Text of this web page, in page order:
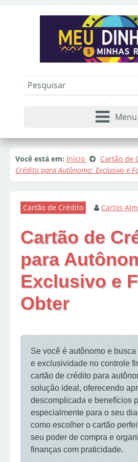
Menu
Você está em: Início Cartão de
Crédito para Autônomo: Exclusivo e
Cartão de Crédito Carlos
Cartão de
para
Exclusivo e
Obter
Se você é autônomo e
e exclusividade no controle
cartão de crédito para
solução ideal, oferecendo
descomplicada e benefícios
especialmente para o seu
como escolher o cartão
seu poder de compra e
finanças com praticidade.